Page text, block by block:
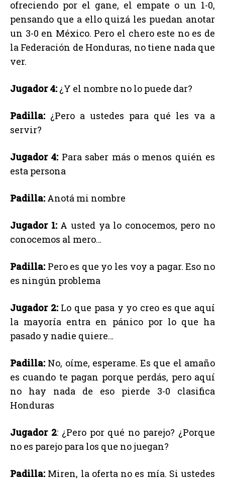
ofreciendo por el gane, el empate o un 1-0,
pensando que a ello quizá les puedan anotar
un 3-0 en México. Pero el chero este no es de
la Federación de Honduras, no tiene nada que
ver.
Jugador 4: ¿Y el nombre no lo puede dar?
Padilla: ¿Pero a ustedes para qué les va a
servir?
Jugador 4: Para saber más o menos quién es
esta persona
Padilla: Anotá mi nombre
Jugador 1:A usted ya lo conocemos, pero no
conocemos al mero…
Padilla: Pero es que yo les voy a pagar. Eso no
es ningún problema
Jugador 2:Lo que pasa y yo creo es que aquí
la mayoría entra en pánico por lo que ha
pasado y nadie quiere…
Padilla: No, oíme, esperame. Es que el amaño
es cuando te pagan porque perdás, pero aquí
no hay nada de eso pierde 3-0 clasifica
Honduras
Jugador 2: ¿Pero por qué no parejo? ¿Porque
no es parejo para los que no juegan?
Padilla: Miren, la oferta no es mía. Si ustedes